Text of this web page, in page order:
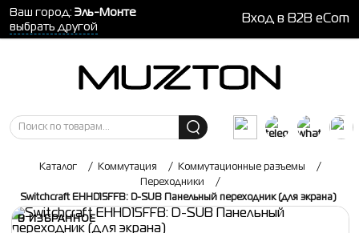
Ваш город: Эль-Монте
выбрать другой
Вход в B2B eCom
Каталог / Коммутация / Коммутационные разъемы
/
Переходники
/
Switchcraft EHHD15FFB: D-SUB Панельный переходник (для экрана)
В ИЗБРАННОЕ